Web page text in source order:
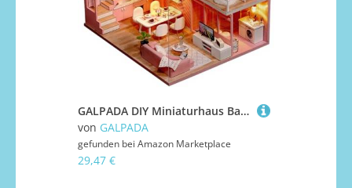
GALPADA DIY Miniaturhaus Bausatz Mini Holzhaus zum Selbermachen Kreatives Mini Apartment für Familien als Geschenk und Dekoration
von GALPADA
gefunden bei Amazon Marketplace
29,47 €